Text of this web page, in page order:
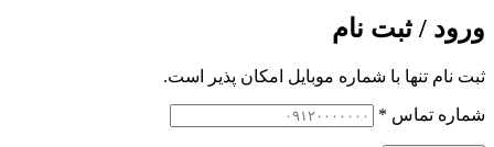
ورود / ثبت نام
ثبت نام تنها با شماره موبایل امکان پذیر است.
شماره تماس *